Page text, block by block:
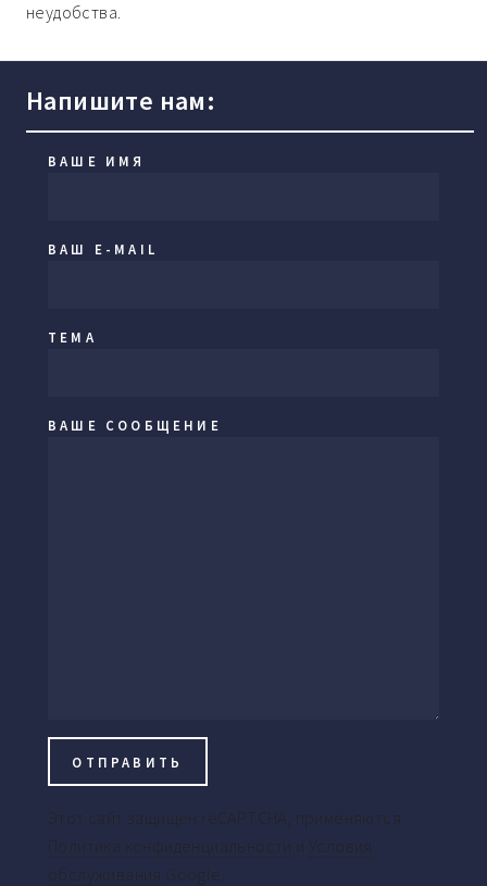
неудобства.
Напишите нам:
ВАШЕ ИМЯ
ВАШ E-MAIL
ТЕМА
ВАШЕ СООБЩЕНИЕ
Этот сайт защищен reCAPTCHA, применяются
Политика конфиденциальности и Условия
обслуживания Google.